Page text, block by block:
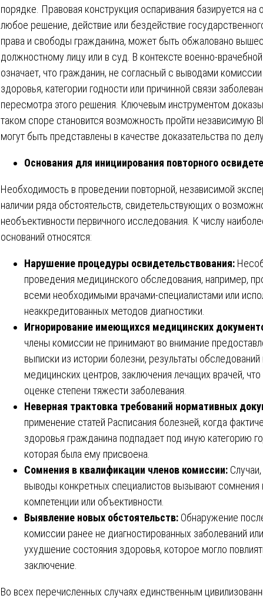
порядке. Правовая конструкция оспаривания базируется
любое решение, действие или бездействие
права и свободы гражданина, может быть обжаловано
должностному лицу или в суд. В контексте военно-
означает, что гражданин, не согласный с выводами
здоровья, категории годности или причинной связи
пересмотра этого решения. Ключевым инструментом
таком споре становится возможность пройти независимую
могут быть представлены в качестве доказательства по делу.
Основания для инициирования повторного
Необходимость в проведении повторной, независимой
наличии ряда обстоятельств, свидетельствующих о
необъективности первичного исследования. К числу
оснований относятся:
Нарушение процедуры освидетельствования:
проведения медицинского обследования, например,
всеми необходимыми врачами-специалистами или
неаккредитованных методов диагностики.
Игнорирование имеющихся медицинских
члены комиссии не принимают во внимание
выписки из истории болезни, результаты
медицинских центров, заключения лечащих врачей,
оценке степени тяжести заболевания.
Неверная трактовка требований нормативных
применение статей Расписания болезней, когда
здоровья гражданина подпадает под иную категорию
которая была ему присвоена.
Сомнения в квалификации членов комиссии:
выводы конкретных специалистов вызывают сомнения
компетенции или объективности.
Выявление новых обстоятельств: Обнаружение
комиссии ранее не диагностированных заболеваний
ухудшение состояния здоровья, которое могло
заключение.
Во всех перечисленных случаях единственным